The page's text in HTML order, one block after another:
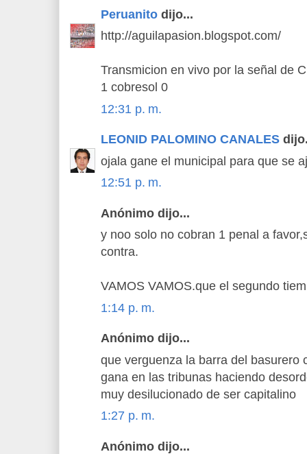
Peruanito dijo...
http://aguilapasion.blogspot.com/
Transmicion en vivo por la señal de
1 cobresol 0
12:31 p. m.
LEONID PALOMINO CANALES
ojala gane el municipal para que se
12:51 p. m.
Anónimo dijo...
y noo solo no cobran 1 penal a
contra.
VAMOS VAMOS.que el segundo
1:14 p. m.
Anónimo dijo...
que verguenza la barra del basurero
gana en las tribunas haciendo
muy desilucionado de ser capitalino
1:27 p. m.
Anónimo dijo...